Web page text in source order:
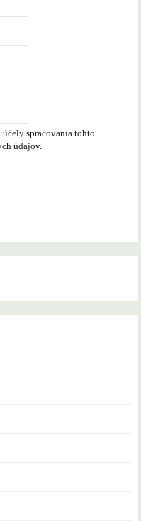
účely spracovania tohto
údajov.